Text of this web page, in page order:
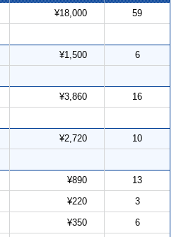
¥18,000 59
¥1,500 6
¥3,860 16
¥2,720 10
¥890 13
¥220 3
¥350 6